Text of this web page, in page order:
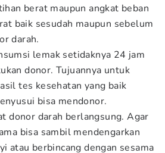
berat maupun angkat beban
baik sesudah maupun sebelum
darah.
lemak setidaknya 24 jam
donor. Tujuannya untuk
tes kesehatan yang baik
bisa mendonor.
donor darah berlangsung. Agar
bisa sambil mendengarkan
atau berbincang dengan sesama